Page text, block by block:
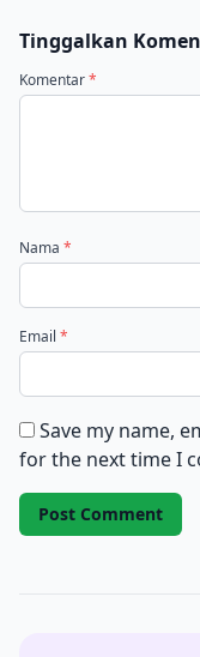
Tinggalkan
Komentar*
Nama *
Email *
Save my name,
for the next time I